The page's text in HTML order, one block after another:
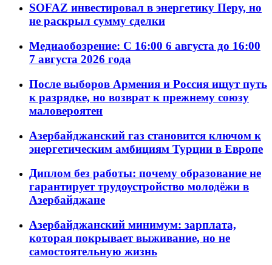
SOFAZ инвестировал в энергетику Перу, но
не раскрыл сумму сделки
Медиаобозрение: С 16:00 6 августа до 16:00
7 августа 2026 года
После выборов Армения и Россия ищут путь
к разрядке, но возврат к прежнему союзу
маловероятен
Азербайджанский газ становится ключом к
энергетическим амбициям Турции в Европе
Диплом без работы: почему образование не
гарантирует трудоустройство молодёжи в
Азербайджане
Азербайджанский минимум: зарплата,
которая покрывает выживание, но не
самостоятельную жизнь